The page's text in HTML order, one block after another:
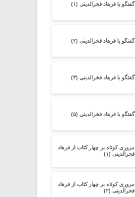
گفتگو با فرهاد فخرالدینی (۱)
گفتگو با فرهاد فخرالدینی (۲)
گفتگو با فرهاد فخرالدینی (۳)
گفتگو با فرهاد فخرالدینی (۵)
مروری کوتاه بر چهار کتاب از فرهاد
فخرالدینی (۱)
مروری کوتاه بر چهار کتاب از فرهاد
فخرالدینی (۲)